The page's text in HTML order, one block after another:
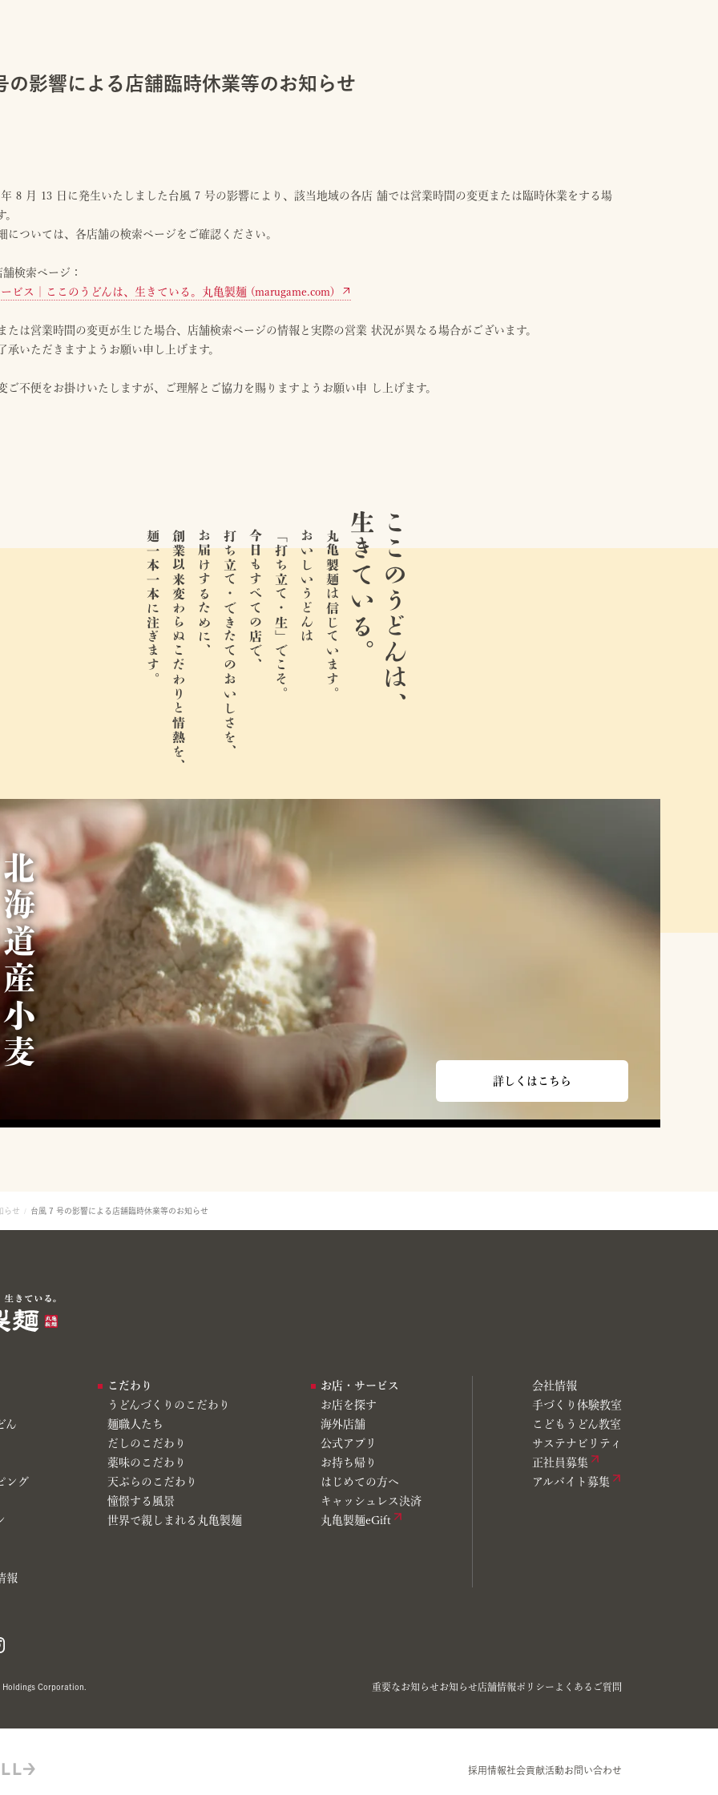
の影響による店舗臨時休業等のお知らせ
8 月 13 日に発生いたしました台風 7 号の影響により、該当地域の各店 舗では営業時間の変更または臨時休業をする場
については、各店舗の検索ページをご確認ください。
検索ページ：
ビス｜ここのうどんは、生きている。丸亀製麺 (marugame.com)
たは営業時間の変更が生じた場合、店舗検索ページの情報と実際の営業 状況が異なる場合がございます。
承いただきますようお願い申し上げます。
ご不便をお掛けいたしますが、ご理解とご協力を賜りますようお願い申 し上げます。
ここのうどんは、
生きている。
丸亀製麺は信じています。
おいしいうどんは
「打ち立て・生」でこそ。
今日もすべての店で、
打ち立て・できたてのおいしさを、
お届けするために、
創業以来変わらぬこだわりと情熱を、
麺一本一本に注ぎます。
北
海
道
産
小
麦
1
0
0
詳しくはこちら
らせ 台風 7 号の影響による店舗臨時休業等のお知らせ
ん
ング
報
こだわり
うどんづくりのこだわり
麺職人たち
だしのこだわり
薬味のこだわり
天ぷらのこだわり
憧憬する風景
世界で親しまれる丸亀製麺
お店・サービス
お店を探す
海外店舗
公式アプリ
お持ち帰り
はじめての方へ
キャッシュレス決済
丸亀製麺eGift
会社情報
手づくり体験教室
こどもうどん教室
サステナビリティ
正社員募集
アルバイト募集
Corporation. 重要なお知らせお知らせ店舗情報ポリシー よくあるご質問
採用情報社会貢献活動お問い合わせ